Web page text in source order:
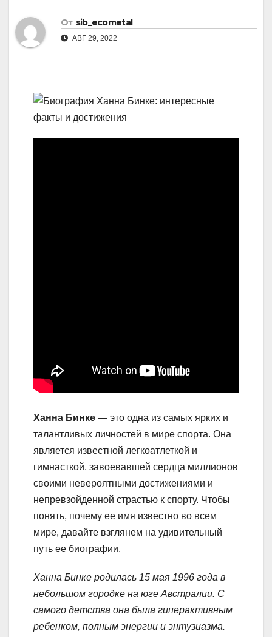
От sib_ecometal
АВГ 29, 2022
Ханна Бинке — это одна из самых ярких и
талантливых личностей в мире спорта. Она
является известной легкоатлеткой и
гимнасткой, завоевавшей сердца миллионов
своими невероятными достижениями и
непревзойденной страстью к спорту. Чтобы
понять, почему ее имя известно во всем
мире, давайте взглянем на удивительный
путь ее биографии.
Ханна Бинке родилась 15 мая 1996 года в
небольшом городке на юге Австралии. С
самого детства она была гиперактивным
ребенком, полным энергии и энтузиазма.